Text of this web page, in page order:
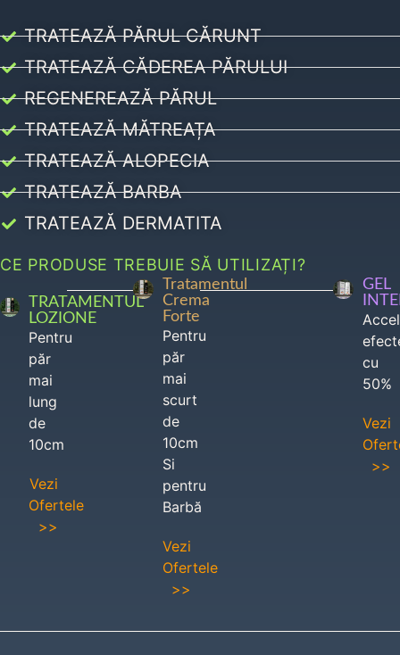
TRATEAZĂ PĂRUL CĂRUNT
TRATEAZĂ CĂDEREA PĂRULUI
REGENEREAZĂ PĂRUL
TRATEAZĂ MĂTREAȚA
TRATEAZĂ ALOPECIA
TRATEAZĂ BARBA
TRATEAZĂ DERMATITA
CE PRODUSE TREBUIE SĂ UTILIZAȚI?
TRATAMENTUL
LOZIONE
Pentru
păr
mai
lung
de
10cm
Vezi
Ofertele
>>
Tratamentul
Crema
Forte
Pentru
păr
mai
scurt
de
10cm
Si
pentru
Barbă
Vezi
Ofertele
>>
GEL
cu
50%
Vezi
>>